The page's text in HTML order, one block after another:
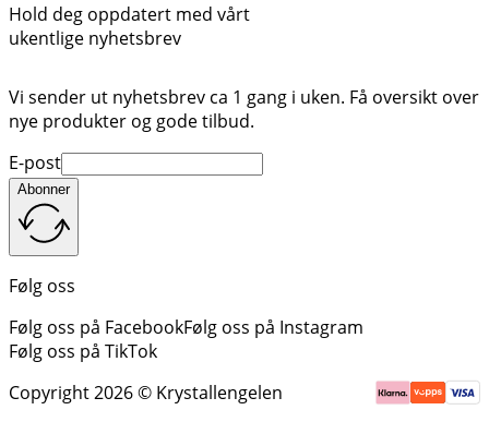
Hold deg oppdatert med vårt
ukentlige nyhetsbrev
Vi sender ut nyhetsbrev ca 1 gang i uken. Få oversikt over
nye produkter og gode tilbud.
E-post
Abonner
Følg oss
Følg oss på FacebookFølg oss på Instagram
Følg oss på TikTok
Copyright 2026 © Krystallengelen